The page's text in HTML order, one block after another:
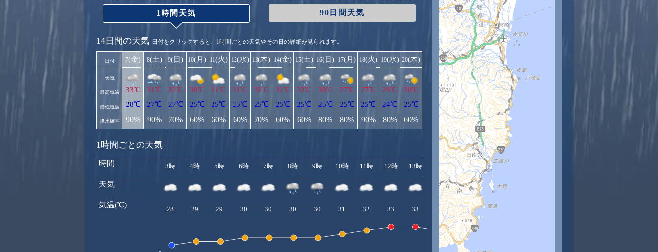
1時間天気 90日間天気
14日間の天気 日付をクリックすると、1時間ごとの天気やその日の詳細が見られます。
日付
天気
最高気温
最低気温
降水確率
7(金)
33℃
28℃
90%
8(土)
31℃
27℃
90%
9(日)
32℃
27℃
70%
10(月)
30℃
25℃
60%
11(火)
31℃
25℃
60%
12(水)
31℃
25℃
60%
13(木)
31℃
25℃
70%
14(金)
31℃
25℃
60%
15(土)
32℃
25℃
60%
16(日)
30℃
25℃
80%
17(月)
27℃
25℃
80%
18(火)
27℃
25℃
90%
19(水)
29℃
24℃
80%
20(木)
30℃
25℃
60%
1時間ごとの天気
時間
天気
気温(℃)
3時 4時 5時 6時 7時 8時 9時 10時 11時 12時 13時 14時 15時 16時
28 29 29 30 30 30 30 31 32 33 33 32 31 31